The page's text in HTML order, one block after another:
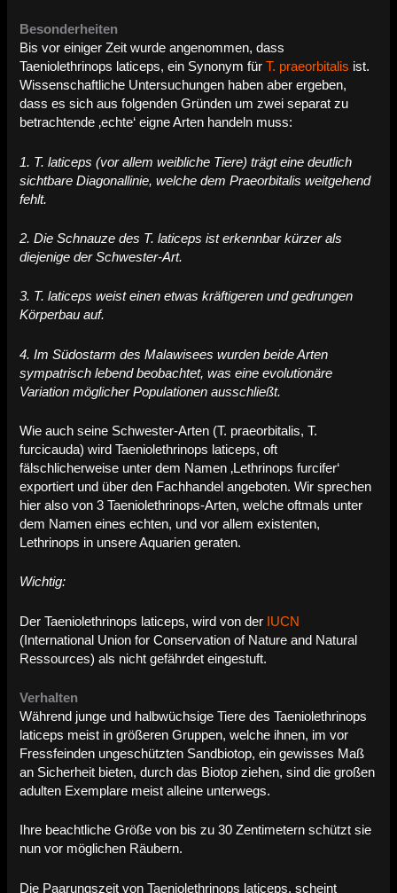
Besonderheiten
Bis vor einiger Zeit wurde angenommen, dass
Taeniolethrinops laticeps, ein Synonym fürT. praeorbitalis ist.
Wissenschaftliche Untersuchungen haben aber ergeben,
dass es sich aus folgenden Gründen um zwei separat zu
betrachtende ‚echte‘ eigne Arten handeln muss:
1. T. laticeps (vor allem weibliche Tiere) trägt eine deutlich
sichtbare Diagonallinie, welche dem Praeorbitalis weitgehend
fehlt.
2. Die Schnauze des T. laticeps ist erkennbar kürzer als
diejenige der Schwester-Art.
3. T. laticeps weist einen etwas kräftigeren und gedrungen
Körperbau auf.
4. Im Südostarm des Malawisees wurden beide Arten
sympatrisch lebend beobachtet, was eine evolutionäre
Variation möglicher Populationen ausschließt.
Wie auch seine Schwester-Arten (T. praeorbitalis, T.
furcicauda) wird Taeniolethrinops laticeps, oft
fälschlicherweise unter dem Namen ‚Lethrinops furcifer‘
exportiert und über den Fachhandel angeboten. Wir sprechen
hier also von 3 Taeniolethrinops-Arten, welche oftmals unter
dem Namen eines echten, und vor allem existenten,
Lethrinops in unsere Aquarien geraten.
Wichtig:
Der Taeniolethrinops laticeps, wird von der IUCN
(International Union for Conservation of Nature and Natural
Ressources) als nicht gefährdet eingestuft.
Verhalten
Während junge und halbwüchsige Tiere des Taeniolethrinops
laticeps meist in größeren Gruppen, welche ihnen, im vor
Fressfeinden ungeschützten Sandbiotop, ein gewisses Maß
an Sicherheit bieten, durch das Biotop ziehen, sind die großen
adulten Exemplare meist alleine unterwegs.
Ihre beachtliche Größe von bis zu 30 Zentimetern schützt sie
nun vor möglichen Räubern.
Die Paarungszeit von Taeniolethrinops laticeps, scheint